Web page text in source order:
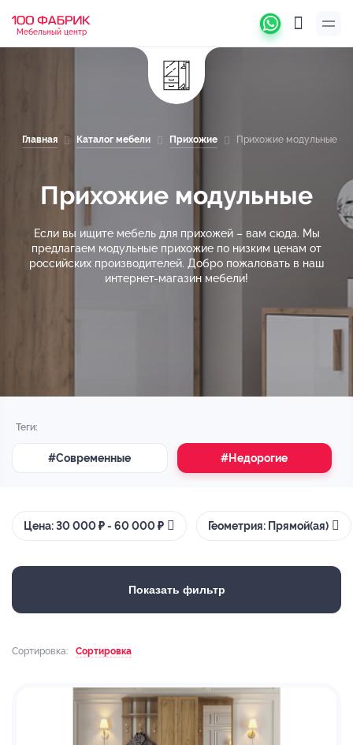
Мебельный центр
Главная Каталог мебели Прихожие Прихожие модульные
Прихожие модульные
Если вы ищите мебель для прихожей – вам сюда. Мы
предлагаем модульные прихожие по низким ценам от
российских производителей. Добро пожаловать в наш
интернет-магазин мебели!
Теги:
#Современные #Недорогие
Цена: 30 000 ₽ - 60 000 ₽ Геометрия: Прямой(ая)
Показать фильтр
Сортировка: Сортировка